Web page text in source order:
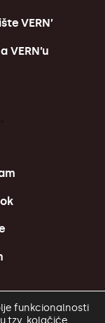
VERN’
VERN’u
funkcionalnosti
tzv. kolačiće.